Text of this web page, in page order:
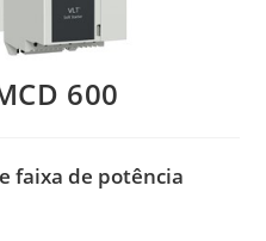
600
faixa de potência